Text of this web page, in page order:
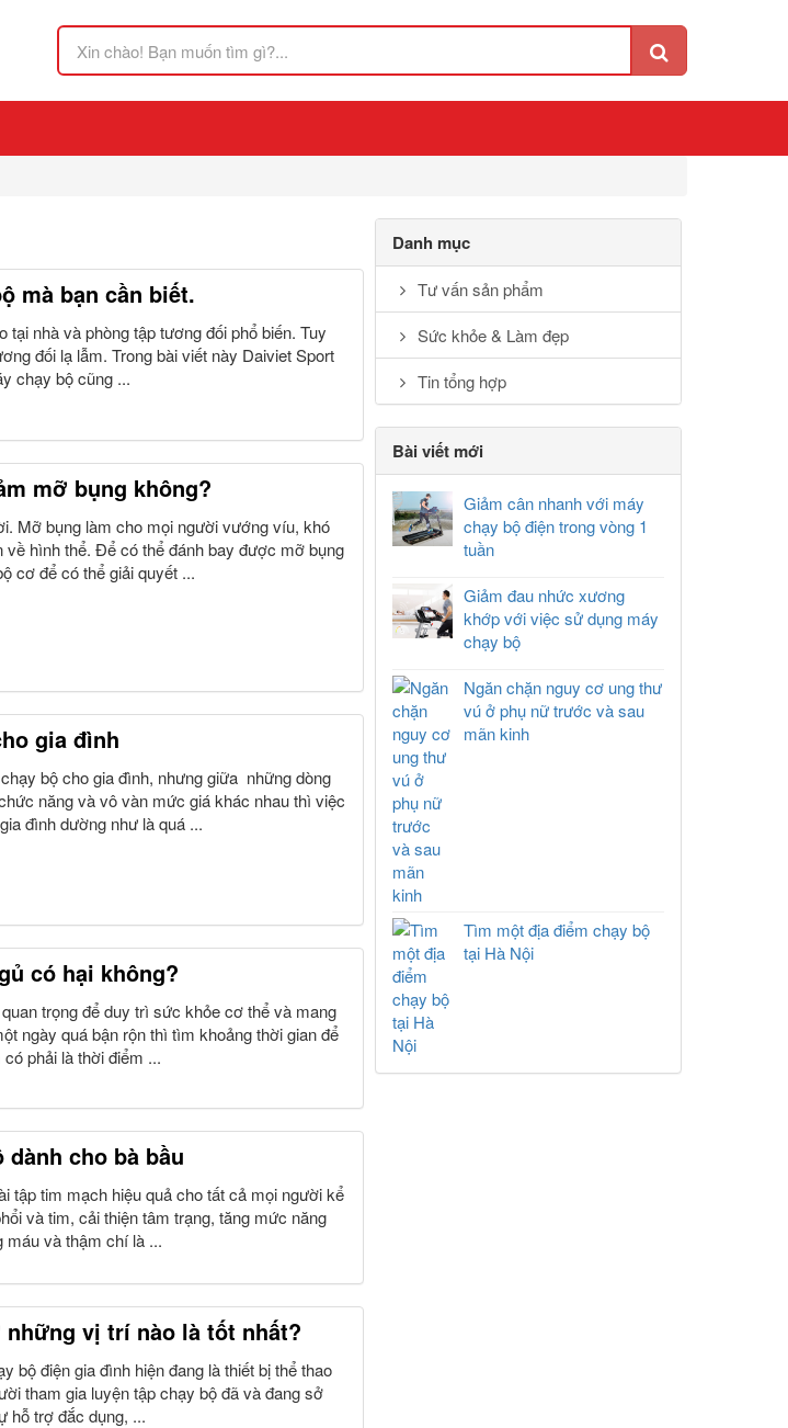
mà bạn cần biết.
tại nhà và phòng tập tương đối phổ biến. Tuy
đối lạ lẫm. Trong bài viết này Daiviet Sport
chạy bộ cũng ...
mỡ bụng không?
Mỡ bụng làm cho mọi người vướng víu, khó
hình thể. Để có thể đánh bay được mỡ bụng
cơ để có thể giải quyết ...
gia đình
bộ cho gia đình, nhưng giữa những dòng
năng và vô vàn mức giá khác nhau thì việc
đình dường như là quá ...
có hại không?
trọng để duy trì sức khỏe cơ thể và mang
ngày quá bận rộn thì tìm khoảng thời gian để
phải là thời điểm ...
cho bà bầu
tập tim mạch hiệu quả cho tất cả mọi người kể
và tim, cải thiện tâm trạng, tăng mức năng
máu và thậm chí là ...
vị trí nào là tốt nhất?
bộ điện gia đình hiện đang là thiết bị thể thao
tham gia luyện tập chạy bộ đã và đang sở
hỗ trợ đắc dụng, ...
Danh mục
Tư vấn sản phẩm
Sức khỏe & Làm đẹp
Tin tổng hợp
Bài viết mới
Giảm cân nhanh với máy
chạy bộ điện trong vòng 1
tuần
Giảm đau nhức xương
khớp với việc sử dụng máy
chạy bộ
Ngăn chặn nguy cơ ung thư
vú ở phụ nữ trước và sau
mãn kinh
Tìm một địa điểm chạy bộ
tại Hà Nội